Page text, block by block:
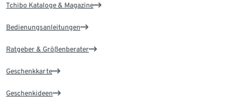
Tchibo Kataloge & Magazine
Bedienungsanleitungen
Ratgeber & Größenberater
Geschenkkarte
Geschenkideen